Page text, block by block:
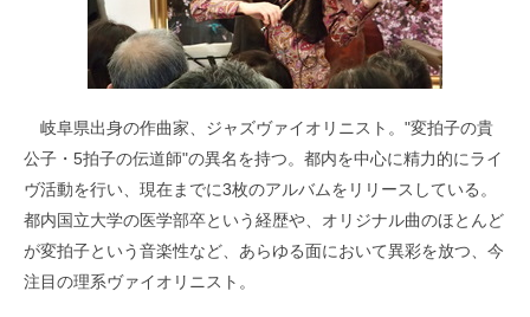
岐阜県出身の作曲家、ジャズヴァイオリニスト。"変拍子の貴
公子・5拍子の伝道師"の異名を持つ。都内を中心に精力的にライ
ヴ活動を行い、現在までに3枚のアルバムをリリースしている。
都内国立大学の医学部卒という経歴や、オリジナル曲のほとんど
が変拍子という音楽性など、あらゆる面において異彩を放つ、今
注目の理系ヴァイオリニスト。